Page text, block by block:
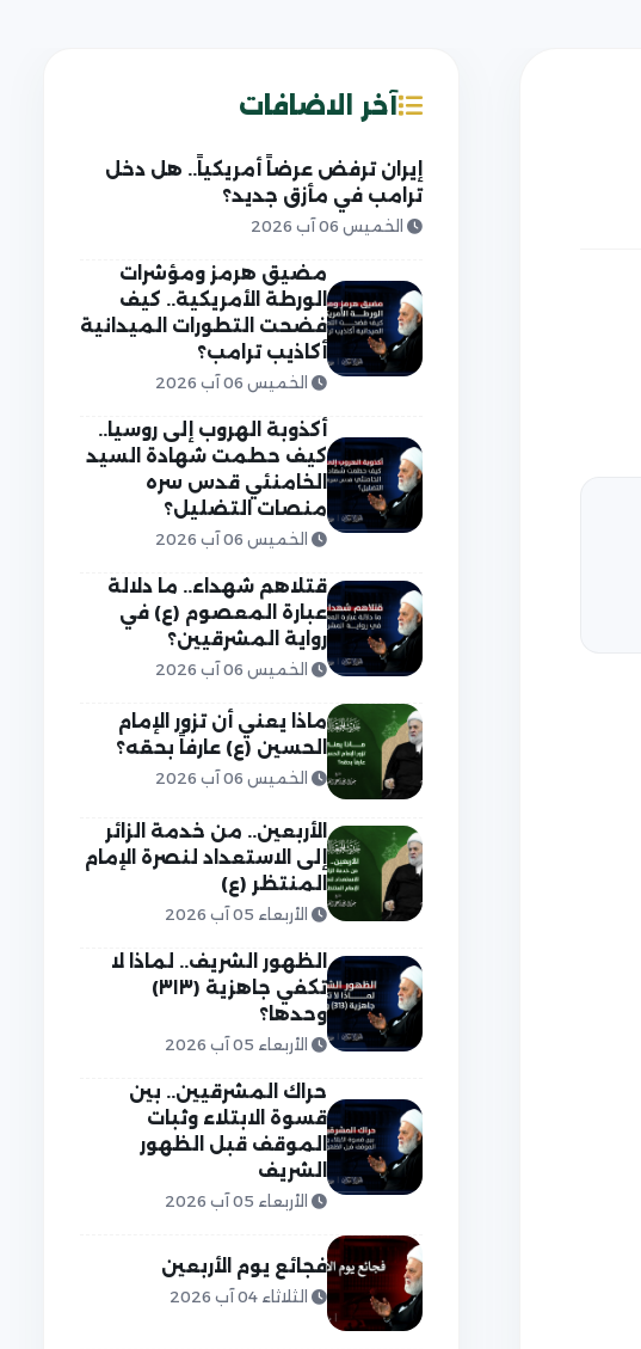
آخر الاضافات
إيران ترفض عرضاً أمريكياً.. هل دخل
ترامب في مأزق جديد؟
الخميس 06 آب 2026
مضيق هرمز ومؤشرات
الورطة الأمريكية.. كيف
فضحت التطورات الميدانية
أكاذيب ترامب؟
الخميس 06 آب 2026
أكذوبة الهروب إلى روسيا..
كيف حطمت شهادة السيد
الخامنئي قدس سره
منصات التضليل؟
الخميس 06 آب 2026
قتلاهم شهداء.. ما دلالة
عبارة المعصوم (ع) في
رواية المشرقيين؟
الخميس 06 آب 2026
ماذا يعني أن تزور الإمام
الحسين (ع) عارفاً بحقه؟
الخميس 06 آب 2026
الأربعين.. من خدمة الزائر
إلى الاستعداد لنصرة الإمام
المنتظر (ع)
الأربعاء 05 آب 2026
الظهور الشريف.. لماذا لا
تكفي جاهزية (٣١٣)
وحدها؟
الأربعاء 05 آب 2026
حراك المشرقيين.. بين
قسوة الابتلاء وثبات
الموقف قبل الظهور
الشريف
الأربعاء 05 آب 2026
فجائع يوم الأربعين
الثلاثاء 04 آب 2026